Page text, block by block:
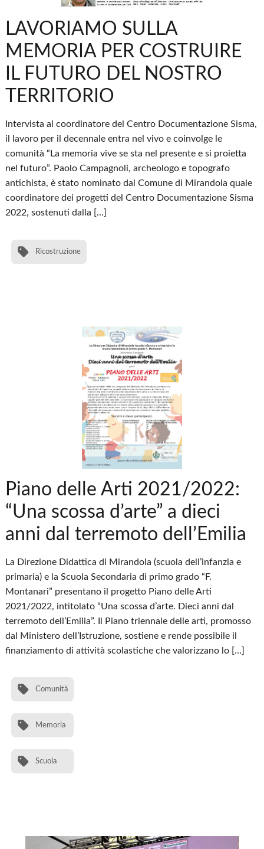
LAVORIAMO SULLA
MEMORIA PER COSTRUIRE
IL FUTURO DEL NOSTRO
TERRITORIO
Intervista al coordinatore del Centro Documentazione Sisma,
il lavoro per il decennale entra nel vivo e coinvolge le
comunità “La memoria vive se sta nel presente e si proietta
nel futuro”. Paolo Campagnoli, archeologo e topografo
antichista, è stato nominato dal Comune di Mirandola quale
coordinatore dei progetti del Centro Documentazione Sisma
2022, sostenuti dalla […]
Ricostruzione
Piano delle Arti 2021/2022:
“Una scossa d’arte” a dieci
anni dal terremoto dell’Emilia
La Direzione Didattica di Mirandola (scuola dell’infanzia e
primaria) e la Scuola Secondaria di primo grado “F.
Montanari” presentano il progetto Piano delle Arti
2021/2022, intitolato “Una scossa d’arte. Dieci anni dal
terremoto dell’Emilia”. Il Piano triennale delle arti, promosso
dal Ministero dell’Istruzione, sostiene e rende possibile il
finanziamento di attività scolastiche che valorizzano lo […]
Comunità
Memoria
Scuola